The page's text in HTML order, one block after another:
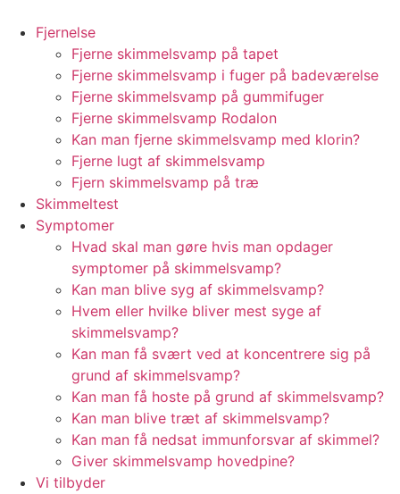
Fjernelse
Fjerne skimmelsvamp på tapet
Fjerne skimmelsvamp i fuger på badeværelse
Fjerne skimmelsvamp på gummifuger
Fjerne skimmelsvamp Rodalon
Kan man fjerne skimmelsvamp med klorin?
Fjerne lugt af skimmelsvamp
Fjern skimmelsvamp på træ
Skimmeltest
Symptomer
Hvad skal man gøre hvis man opdager
symptomer på skimmelsvamp?
Kan man blive syg af skimmelsvamp?
Hvem eller hvilke bliver mest syge af
skimmelsvamp?
Kan man få svært ved at koncentrere sig på
grund af skimmelsvamp?
Kan man få hoste på grund af skimmelsvamp?
Kan man blive træt af skimmelsvamp?
Kan man få nedsat immunforsvar af skimmel?
Giver skimmelsvamp hovedpine?
Vi tilbyder